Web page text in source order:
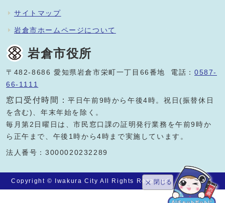
閉じる
サイトマップ
岩倉市ホームページについて
岩倉市役所
〒482-8686 愛知県岩倉市栄町一丁目66番地 電話：0587-
66-1111
窓口受付時間：平日午前9時から午後4時。祝日(振替休日
を含む)、年末年始を除く。
毎月第2日曜日は、市民窓口課の証明発行業務を午前9時か
ら正午まで、午後1時から4時まで実施しています。
法人番号：3000020232289
Copyright © Iwakura City All Rights Reserved.